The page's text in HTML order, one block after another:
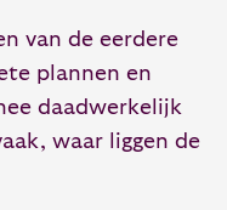
van de eerdere
plannen en
daadwerkelijk
waar liggen de